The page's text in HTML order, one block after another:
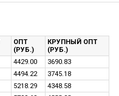
ОПТ
(РУБ.)
КРУПНЫЙ ОПТ
(РУБ.)
4429.00
3690.83
4494.22
3745.18
5218.29
4348.58